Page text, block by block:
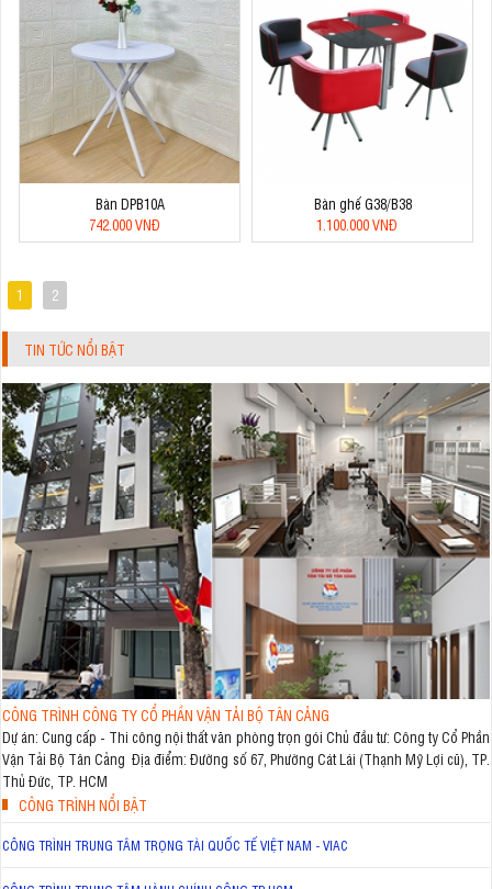
Bàn DPB10A
742.000 VNĐ
Bàn ghế G38/B38
1.100.000 VNĐ
1 2
TIN TỨC NỔI BẬT
CÔNG TRÌNH CÔNG TY CỔ PHẦN VẬN TẢI BỘ TÂN CẢNG
Dự án: Cung cấp - Thi công nội thất văn phòng trọn gói Chủ đầu tư: Công ty Cổ Phần
Vận Tải Bộ Tân Cảng Địa điểm: Đường số 67, Phường Cát Lái (Thạnh Mỹ Lợi cũ), TP.
Thủ Đức, TP. HCM
CÔNG TRÌNH NỔI BẬT
CÔNG TRÌNH TRUNG TÂM TRỌNG TÀI QUỐC TẾ VIỆT NAM - VIAC